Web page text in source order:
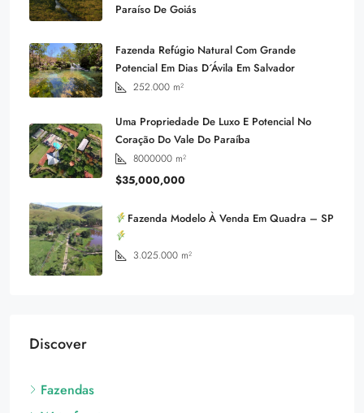
Paraíso De Goiás
Fazenda Refúgio Natural Com Grande
Potencial Em Dias D´Ávila Em Salvador
252.000 m²
Uma Propriedade De Luxo E Potencial No
Coração Do Vale Do Paraíba
8000000 m²
$35,000,000
Fazenda Modelo À Venda Em Quadra – SP
3.025.000 m²
Discover
Fazendas